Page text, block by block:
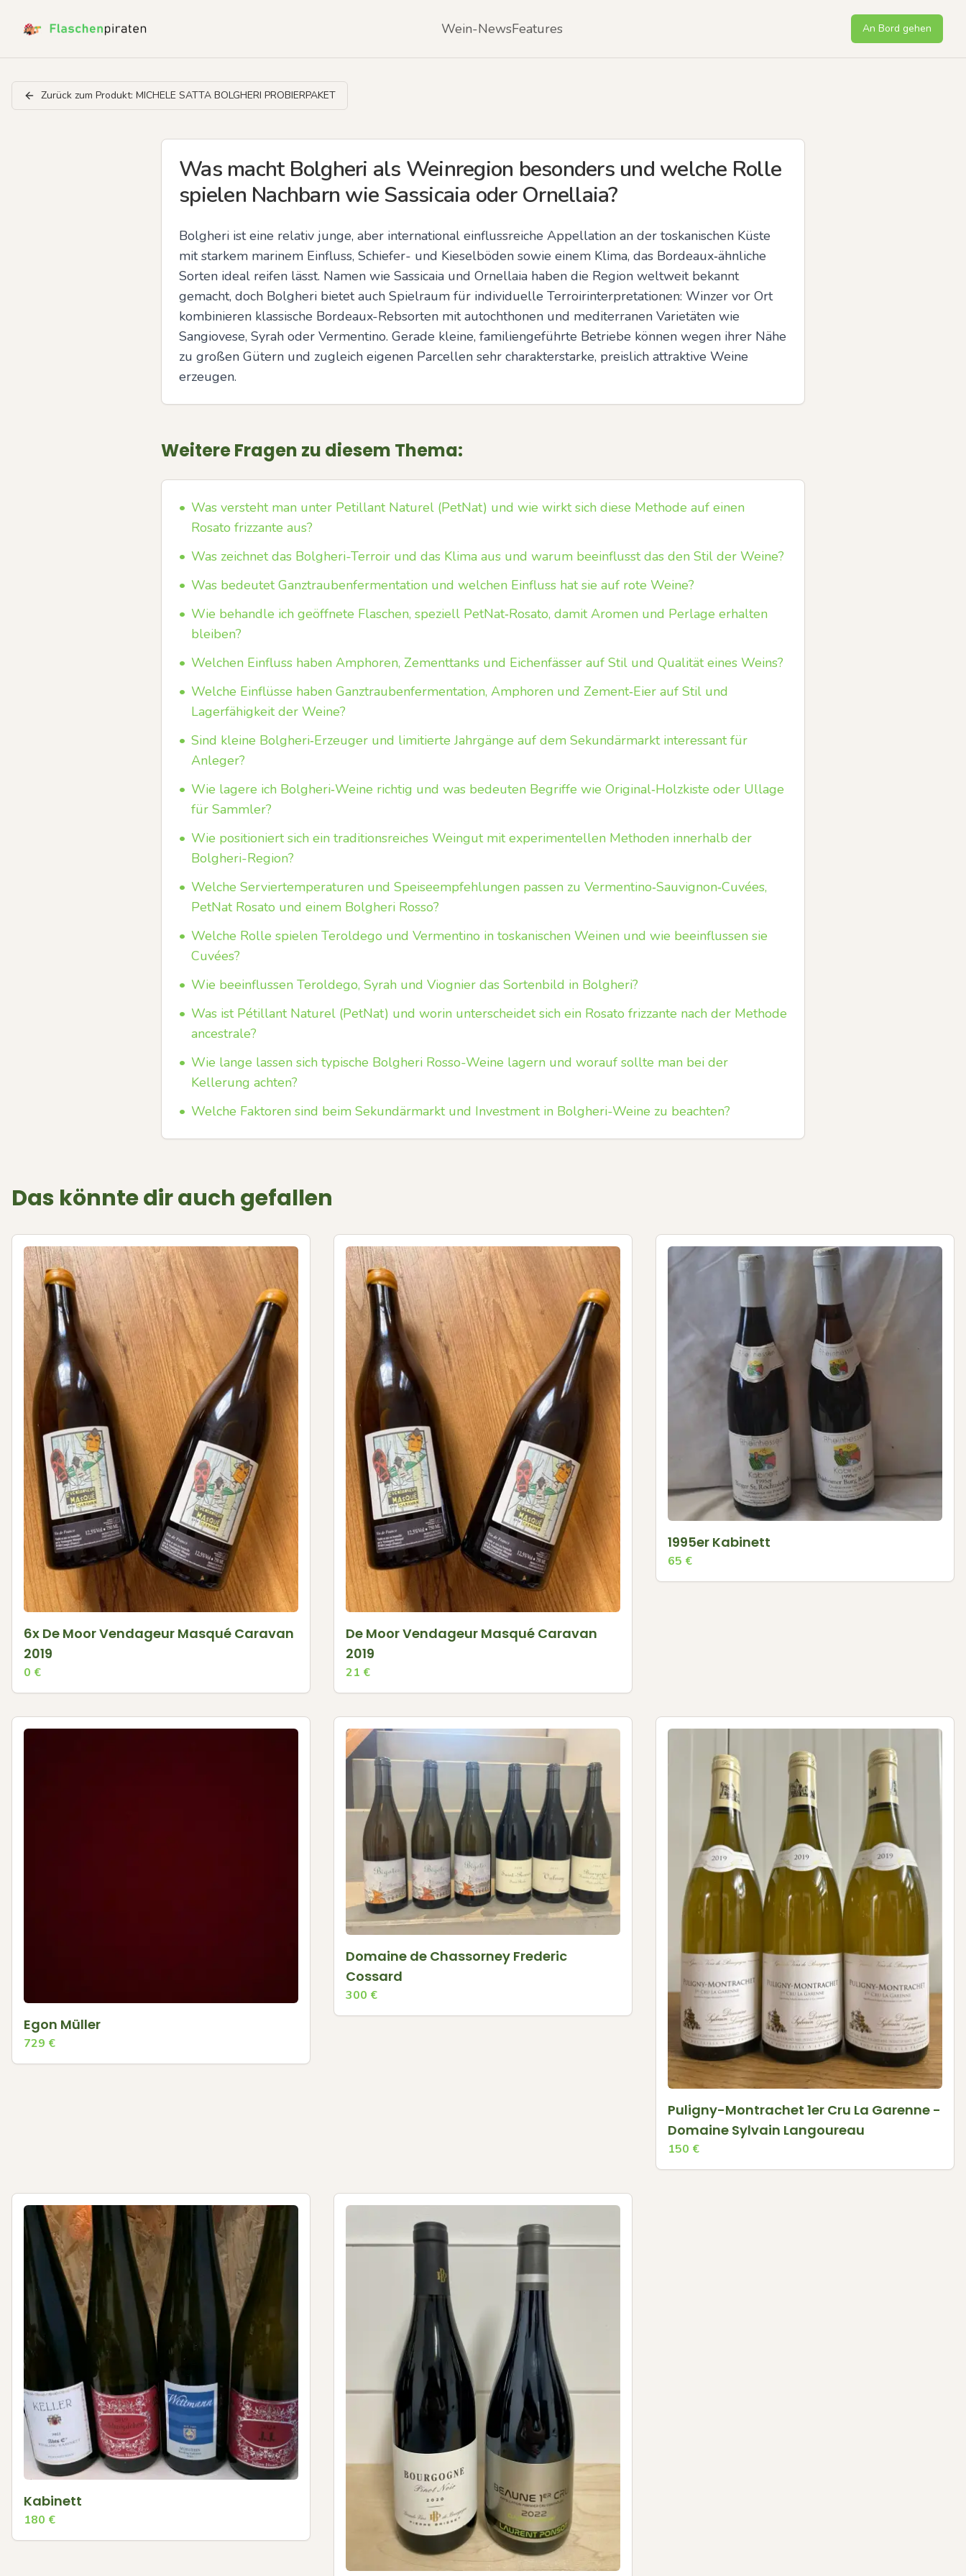
Wein-NewsFeatures An Bord gehen
Zurück zum Produkt: MICHELE SATTA BOLGHERI PROBIERPAKET
Was macht Bolgheri als Weinregion besonders und welche Rolle
spielen Nachbarn wie Sassicaia oder Ornellaia?
Bolgheri ist eine relativ junge, aber international einflussreiche Appellation an der toskanischen Küste
mit starkem marinem Einfluss, Schiefer- und Kieselböden sowie einem Klima, das Bordeaux‑ähnliche
Sorten ideal reifen lässt. Namen wie Sassicaia und Ornellaia haben die Region weltweit bekannt
gemacht, doch Bolgheri bietet auch Spielraum für individuelle Terroirinterpretationen: Winzer vor Ort
kombinieren klassische Bordeaux-Rebsorten mit autochthonen und mediterranen Varietäten wie
Sangiovese, Syrah oder Vermentino. Gerade kleine, familiengeführte Betriebe können wegen ihrer Nähe
zu großen Gütern und zugleich eigenen Parcellen sehr charakterstarke, preislich attraktive Weine
erzeugen.
Weitere Fragen zu diesem Thema:
• Was versteht man unter Petillant Naturel (PetNat) und wie wirkt sich diese Methode auf einen
Rosato frizzante aus?
• Was zeichnet das Bolgheri-Terroir und das Klima aus und warum beeinflusst das den Stil der Weine?
• Was bedeutet Ganztraubenfermentation und welchen Einfluss hat sie auf rote Weine?
• Wie behandle ich geöffnete Flaschen, speziell PetNat‑Rosato, damit Aromen und Perlage erhalten
bleiben?
• Welchen Einfluss haben Amphoren, Zementtanks und Eichenfässer auf Stil und Qualität eines Weins?
• Welche Einflüsse haben Ganztraubenfermentation, Amphoren und Zement‑Eier auf Stil und
Lagerfähigkeit der Weine?
• Sind kleine Bolgheri‑Erzeuger und limitierte Jahrgänge auf dem Sekundärmarkt interessant für
Anleger?
• Wie lagere ich Bolgheri‑Weine richtig und was bedeuten Begriffe wie Original‑Holzkiste oder Ullage
für Sammler?
• Wie positioniert sich ein traditionsreiches Weingut mit experimentellen Methoden innerhalb der
Bolgheri-Region?
• Welche Serviertemperaturen und Speiseempfehlungen passen zu Vermentino‑Sauvignon‑Cuvées,
PetNat Rosato und einem Bolgheri Rosso?
• Welche Rolle spielen Teroldego und Vermentino in toskanischen Weinen und wie beeinflussen sie
Cuvées?
• Wie beeinflussen Teroldego, Syrah und Viognier das Sortenbild in Bolgheri?
• Was ist Pétillant Naturel (PetNat) und worin unterscheidet sich ein Rosato frizzante nach der Methode
ancestrale?
• Wie lange lassen sich typische Bolgheri Rosso-Weine lagern und worauf sollte man bei der
Kellerung achten?
• Welche Faktoren sind beim Sekundärmarkt und Investment in Bolgheri-Weine zu beachten?
Das könnte dir auch gefallen
6x De Moor Vendageur Masqué Caravan
2019
0 €
De Moor Vendageur Masqué Caravan
2019
21 €
1995er Kabinett
65 €
Egon Müller
729 €
Domaine de Chassorney Frederic
Cossard
300 €
Puligny-Montrachet 1er Cru La Garenne -
Domaine Sylvain Langoureau
150 €
Kabinett
180 €